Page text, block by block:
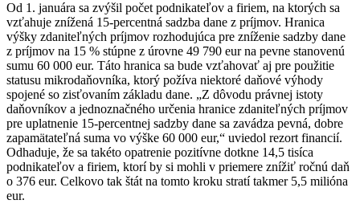
Od 1. januára sa zvýšil počet podnikateľov a firiem, na ktorých sa
vzťahuje znížená 15-percentná sadzba dane z príjmov. Hranica
výšky zdaniteľných príjmov rozhodujúca pre zníženie sadzby dane
z príjmov na 15 % stúpne z úrovne 49 790 eur na pevne stanovenú
sumu 60 000 eur. Táto hranica sa bude vzťahovať aj pre použitie
statusu mikrodaňovníka, ktorý požíva niektoré daňové výhody
spojené so zisťovaním základu dane. „Z dôvodu právnej istoty
daňovníkov a jednoznačného určenia hranice zdaniteľných príjmov
pre uplatnenie 15-percentnej sadzby dane sa zavádza pevná, dobre
zapamätateľná suma vo výške 60 000 eur,“ uviedol rezort financií.
Odhaduje, že sa takéto opatrenie pozitívne dotkne 14,5 tisíca
podnikateľov a firiem, ktorí by si mohli v priemere znížiť ročnú daň
o 376 eur. Celkovo tak štát na tomto kroku stratí takmer 5,5 milióna
eur.